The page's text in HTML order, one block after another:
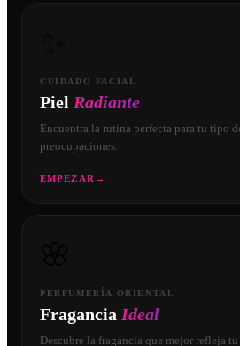
CUIDADO FACIAL
Piel Radiante
Encuentra la rutina perfecta para tu tipo
preocupaciones.
EMPEZAR →
PERFUMERÍA ORIENTAL
Fragancia Ideal
Descubre la fragancia que mejor refleja